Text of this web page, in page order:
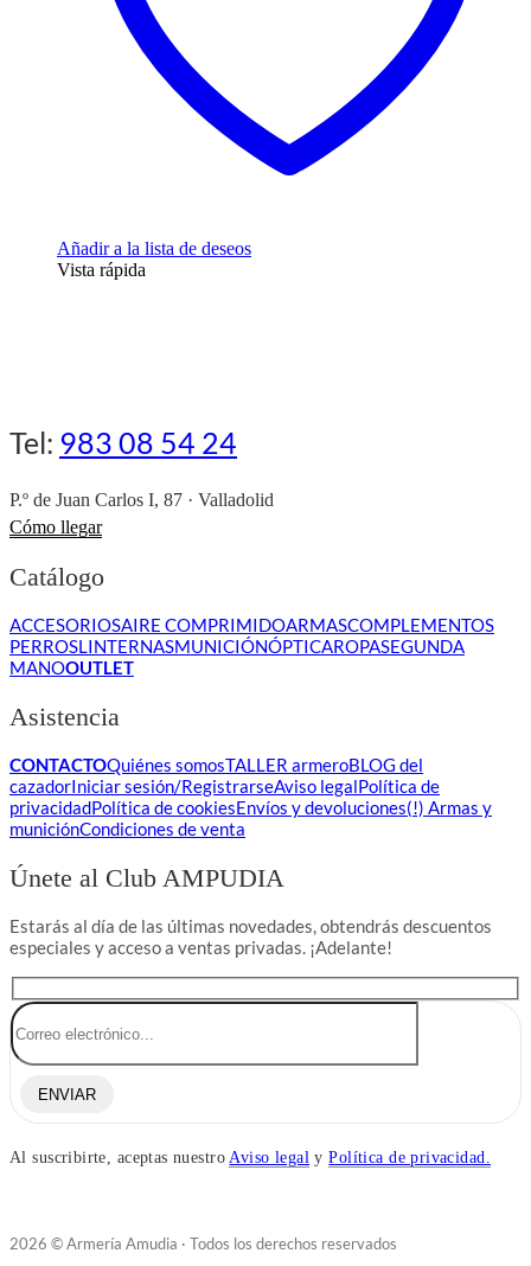
Añadir a la lista de deseos
Vista rápida
Tel: 983 08 54 24
P.º de Juan Carlos I, 87 · Valladolid
Cómo llegar
Catálogo
ACCESORIOSAIRE COMPRIMIDOARMASCOMPLEMENTOS
PERROSLINTERNASMUNICIÓNÓPTICAROPASEGUNDA
MANOOUTLET
Asistencia
CONTACTOQuiénes somosTALLER armeroBLOG del
cazadorIniciar sesión/RegistrarseAviso legalPolítica de
privacidadPolítica de cookiesEnvíos y devoluciones(!) Armas y
municiónCondiciones de venta
Únete al Club AMPUDIA
Estarás al día de las últimas novedades, obtendrás descuentos
especiales y acceso a ventas privadas. ¡Adelante!
ENVIAR
Al suscribirte, aceptas nuestroAviso legal yPolítica de privacidad.
2026 © Armería Amudia · Todos los derechos reservados